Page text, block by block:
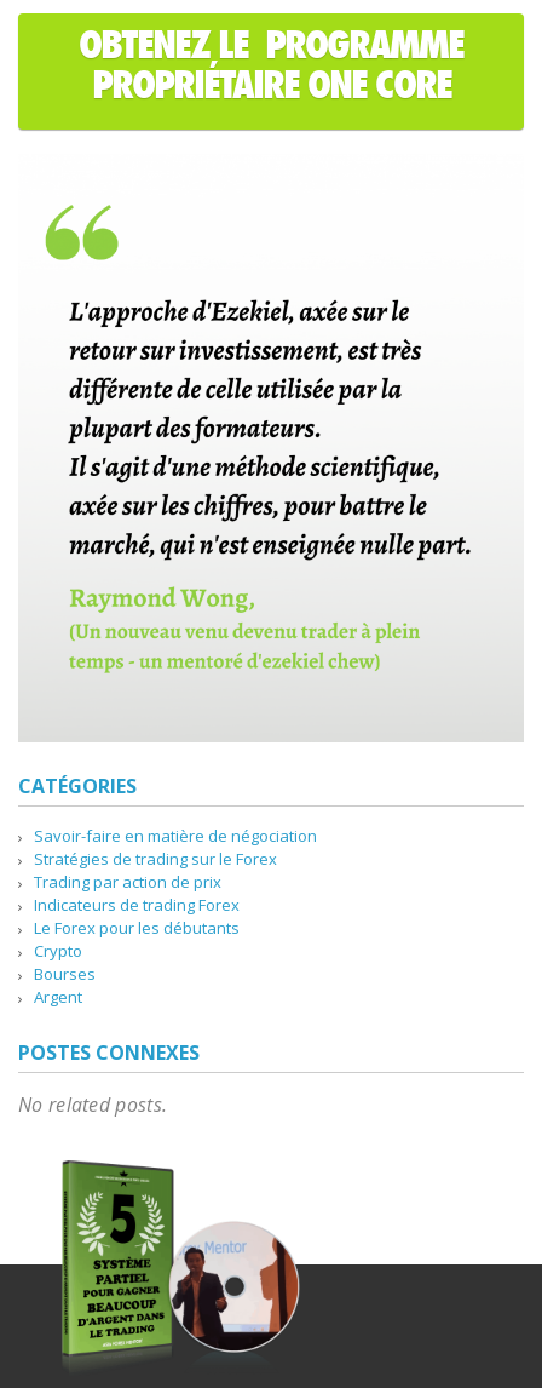
OBTENEZ LE PROGRAMME
PROPRIÉTAIRE ONE CORE
CATÉGORIES
Savoir-faire en matière de négociation
Stratégies de trading sur le Forex
Trading par action de prix
Indicateurs de trading Forex
Le Forex pour les débutants
Crypto
Bourses
Argent
POSTES CONNEXES
No related posts.